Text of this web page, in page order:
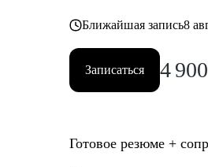
Ближайшая запись8
Записаться 4 900
Готовое резюме +